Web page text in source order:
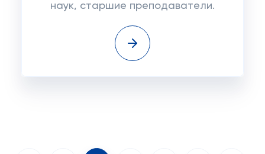
наук, старшие преподаватели.